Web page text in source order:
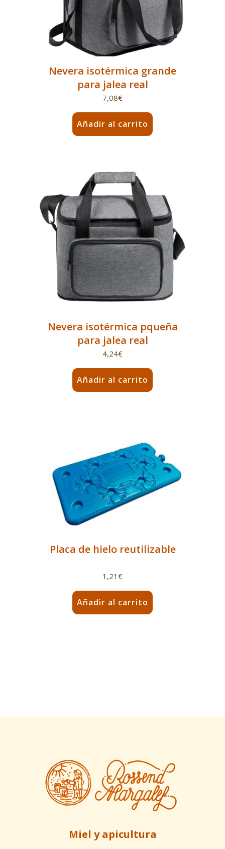
Nevera isotérmica grande
para jalea real
7,08€
Añadir al carrito
Nevera isotérmica pqueña
para jalea real
4,24€
Añadir al carrito
Placa de hielo reutilizable
1,21 €
Añadir al carrito
Miel y apicultura